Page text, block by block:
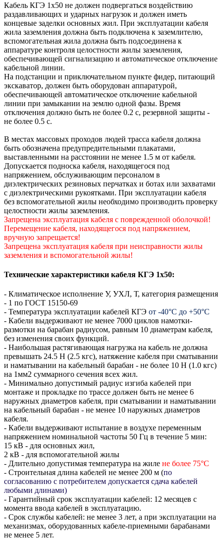
Кабель КГЭ 1х50 не должен подвергаться воздействию
раздавливающих и ударных нагрузок и должен иметь
концевые заделки основных жил. При эксплуатации кабеля
жила заземления должна быть подключена к заземлителю,
вспомогательная жила должна быть подсоединена к
аппаратуре контроля целостности жилы заземления,
обеспечивающей сигнализацию и автоматическое отключение
кабельной линии.
На подстанции и приключательном пункте фидер, питающий
экскаватор, должен быть оборудован аппаратурой,
обеспечивающей автоматическое отключение кабельной
линии при замыкании на землю одной фазы. Время
отключения должно быть не более 0.2 с, резервной защиты -
не более 0.5 с.
В местах массовых проходов людей трасса кабеля должна
быть обозначена предупредительными плакатами,
выставленными на расстоянии не менее 1.5 м от кабеля.
Допускается подноска кабеля, находящегося под
напряжением, обслуживающим персоналом в
диэлектрических резиновых перчатках и ботах или захватами
с диэлектрическими рукоятками. При эксплуатации кабеля
без вспомогательной жилы необходимо производить проверку
целостности жилы заземления.
Запрещена эксплуатация кабеля с поврежденной оболочкой!
Перемещение кабеля, находящегося под напряжением,
вручную запрещается!
Запрещена эксплуатация кабеля при неисправности жилы
заземления и вспомогательной жилы!
Технические характеристики кабеля КГЭ 1х50:
- Климатическое исполнение У, УХЛ, Т, категория размещения
- 1 по ГОСТ 15150-69
- Температура эксплуатации кабелей КГЭ от -40°С до +50°С
- Кабели выдерживают не менее 7000 циклов намотки-
размотки на барабан радиусом, равным 10 диаметрам кабеля,
без изменения своих функций.
- Наибольшая растягивающая нагрузка на кабель не должна
превышать 24.5 Н (2.5 кгс), натяжение кабеля при сматывании
и наматывании на кабельный барабан - не более 10 Н (1.0 кгс)
на 1мм2 суммарного сечения всех жил.
- Минимально допустимый радиус изгиба кабелей при
монтаже и прокладке по трассе должен быть не менее 6
наружных диаметров кабеля, при сматывании и наматывании
на кабельный барабан - не менее 10 наружных диаметров
кабеля.
- Кабели выдерживают испытание в воздухе переменным
напряжением номинальной частоты 50 Гц в течение 5 мин:
15 кВ - для основных жил,
2 кВ - для вспомогательной жилы
- Длительно допустимая температура на жиле не более 75°С
- Строительная длина кабелей не менее 200 м (по
согласованию с потребителем допускается сдача кабелей
любыми длинами)
- Гарантийный срок эксплуатации кабелей: 12 месяцев с
момента ввода кабелей в эксплуатацию.
- Срок службы кабелей: не менее 3 лет, а при эксплуатации на
механизмах, оборудованных кабеле-приемными барабанами
не менее 5 лет.